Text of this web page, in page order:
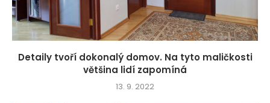
Detaily tvoří dokonalý domov. Na tyto maličkosti
většina lidí zapomíná
13. 9. 2022